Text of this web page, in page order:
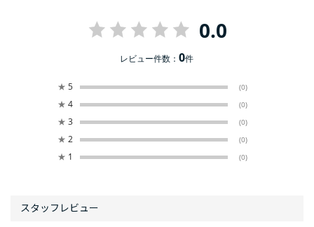
0.0
レビュー件数：0件
★ 5 (0)
★ 4 (0)
★ 3 (0)
★ 2 (0)
★ 1 (0)